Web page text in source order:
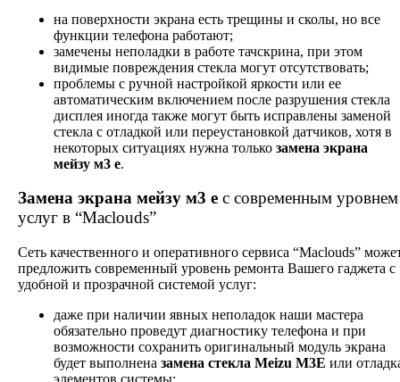
на поверхности экрана есть трещины и сколы, но все
функции телефона работают;
замечены неполадки в работе тачскрина, при этом
видимые повреждения стекла могут отсутствовать;
проблемы с ручной настройкой яркости или ее
автоматическим включением после разрушения стекла
дисплея иногда также могут быть исправлены заменой
стекла с отладкой или переустановкой датчиков, хотя в
некоторых ситуациях нужна только замена экрана
мейзу м3 е.
Замена экрана мейзу м3 е с современным уровнем
услуг в “Maclouds”
Сеть качественного и оперативного сервиса “Maclouds”
предложить современный уровень ремонта Вашего гаджета с
удобной и прозрачной системой услуг:
даже при наличии явных неполадок наши мастера
обязательно проведут диагностику телефона и при
возможности сохранить оригинальный модуль экрана
будет выполнена замена стекла Meizu M3E или
элементов системы;